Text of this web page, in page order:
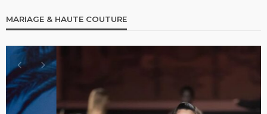
MARIAGE & HAUTE COUTURE